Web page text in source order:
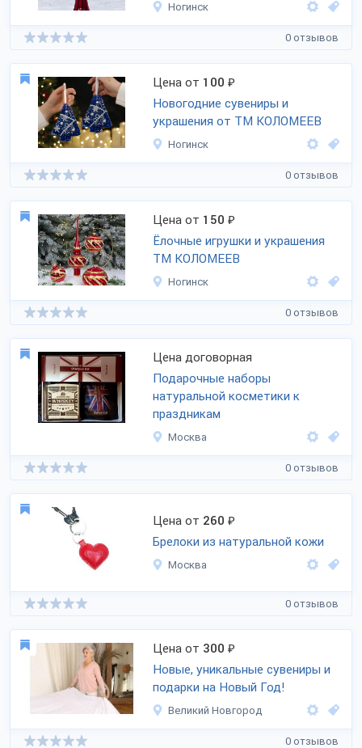
Ногинск
0 отзывов
Цена от 100 ₽
Новогодние сувениры и
украшения от ТМ КОЛОМЕЕВ
Ногинск
0 отзывов
Цена от 150 ₽
Ёлочные игрушки и украшения
ТМ КОЛОМЕЕВ
Ногинск
0 отзывов
Цена договорная
Подарочные наборы
натуральной косметики к
праздникам
Москва
0 отзывов
Цена от 260 ₽
Брелоки из натуральной кожи
Москва
0 отзывов
Цена от 300 ₽
Новые, уникальные сувениры и
подарки на Новый Год!
Великий Новгород
0 отзывов